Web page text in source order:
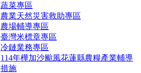
蔬菜專區
農業天然災害救助專區
農場輔導專區
臺灣米標章專區
冷鏈業務專區
114年樺加沙颱風花蓮縣農糧產業輔導
措施